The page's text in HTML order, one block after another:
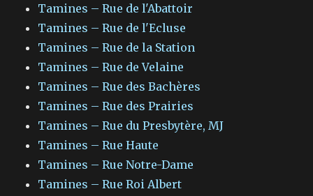
Tamines – Rue de l'Abattoir
Tamines – Rue de l'Ecluse
Tamines – Rue de la Station
Tamines – Rue de Velaine
Tamines – Rue des Bachères
Tamines – Rue des Prairies
Tamines – Rue du Presbytère, MJ
Tamines – Rue Haute
Tamines – Rue Notre-Dame
Tamines – Rue Roi Albert